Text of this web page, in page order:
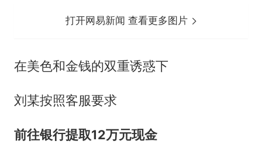
打开网易新闻 查看更多图片
在美色和金钱的双重诱惑下
刘某按照客服要求
前往银行提取12万元现金